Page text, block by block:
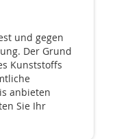
und gegen
Der Grund
Kunststoffs
anbieten
Sie Ihr